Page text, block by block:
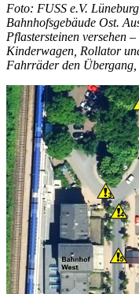
Foto: FUSS e.V.
Bahnhofsgebäude Ost.
Pflastersteinen versehen
Kinderwagen, Rollator
Fahrräder den Übergang,